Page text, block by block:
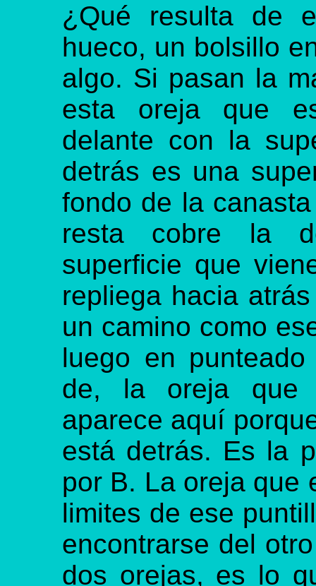
¿Qué resulta de
hueco, un bolsillo
algo. Si pasan la
esta oreja que
delante con la
detrás es una
fondo de la
resta cobre la
superficie que
repliega hacia
un camino como
luego en
de, la oreja que
aparece aquí
está detrás. Es la
por B. La oreja que
limites de ese
encontrarse del
dos orejas, es lo